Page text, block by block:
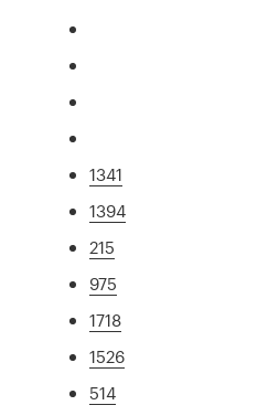
1341
1394
215
975
1718
1526
514